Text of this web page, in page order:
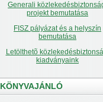
Generali
projekt bemutatása
FISZ pályázat és a helyszín
bemutatása
Letölthetõ
kiadványaink
KÖNYVAJÁNLÓ